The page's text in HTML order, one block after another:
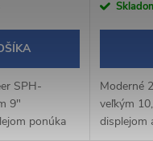
SPH-
9"
ponúka
Moderné
veľkým
displejom